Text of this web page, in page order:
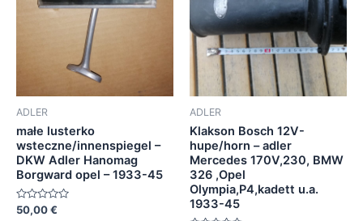
ADLER
małe lusterko
wsteczne/innenspiegel –
DKW Adler Hanomag
Borgward opel – 1933-45
Oceniono
50,00€
ADLER
Klakson Bosch 12V-
hupe/horn – adler
Mercedes 170V,230, BMW
326 ,Opel
Olympia,P4,kadett u.a.
1933-45